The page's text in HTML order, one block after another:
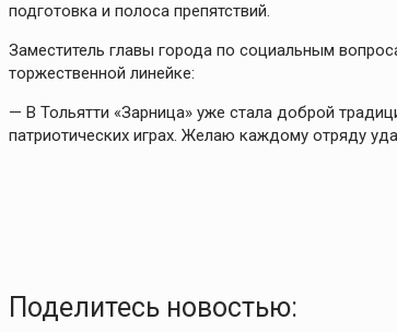
подготовка и полоса препятствий.
Заместитель главы города по социальным
торжественной линейке:
— В Тольятти «Зарница» уже стала доброй
патриотических играх. Желаю каждому отряду
Поделитесь новостью: